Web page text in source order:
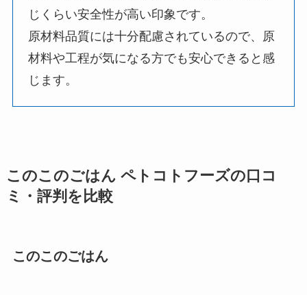
じくらい安全性が高い印象です。
原材料品質には十分配慮されているので、原
材料や工程が気になる方でも安心できると感
じます。
このこのごはん ペトコトフーズの口コ
ミ・評判を比較
このこのごはん